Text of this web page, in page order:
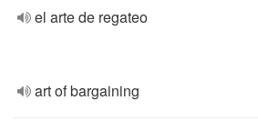
el arte de regateo
art of bargaining